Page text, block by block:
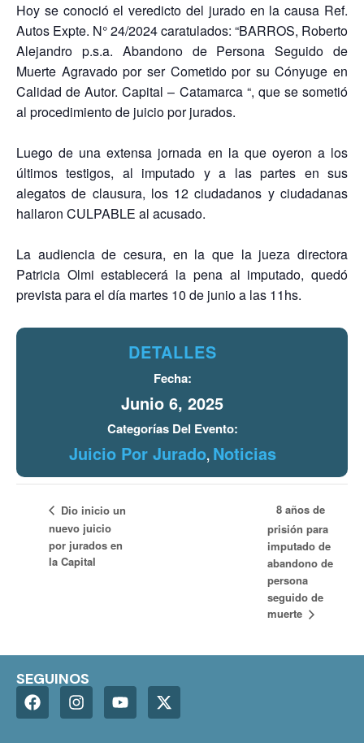
Hoy se conoció el veredicto del jurado en la causa Ref.
Autos Expte. N° 24/2024 caratulados: “BARROS, Roberto
Alejandro p.s.a. Abandono de Persona Seguido de
Muerte Agravado por ser Cometido por su Cónyuge en
Calidad de Autor. Capital – Catamarca “, que se sometió
al procedimiento de juicio por jurados.
Luego de una extensa jornada en la que oyeron a los
últimos testigos, al imputado y a las partes en sus
alegatos de clausura, los 12 ciudadanos y ciudadanas
hallaron CULPABLE al acusado.
La audiencia de cesura, en la que la jueza directora
Patricia Olmi establecerá la pena al imputado, quedó
prevista para el día martes 10 de junio a las 11hs.
DETALLES
Fecha:
Junio 6, 2025
Categorías Del Evento:
Juicio Por Jurado, Noticias
Dio inicio un
nuevo juicio
por jurados en
la Capital
8 años de
prisión para
imputado de
abandono de
persona
seguido de
muerte
SEGUINOS